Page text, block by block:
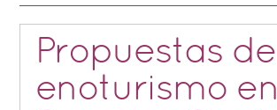
Propuestas de
enoturismo en